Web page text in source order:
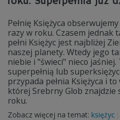
Pełnię Księżyca
razy w roku. Czasem jednak
pełni Księżyc jest najbliżej
naszej planety. Wtedy jego
niebie i "świeci" nieco
superpełnią lub
przypada pełnia Księżyca i
której Srebrny Glob znajdzie
roku.
Zobacz więcej na temat: księżyc